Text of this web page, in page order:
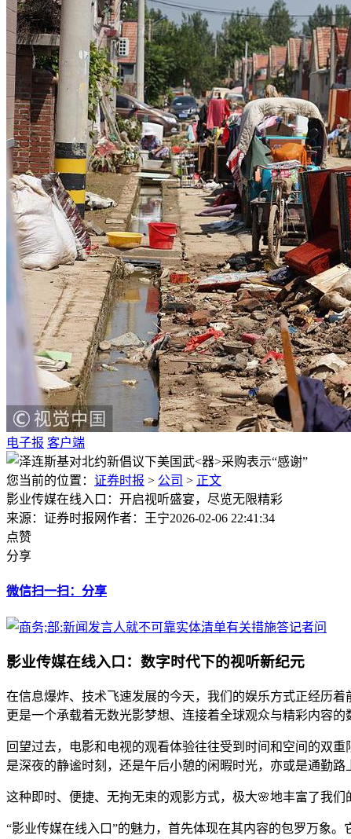
电子报 客户端
您当前的位置： 证券时报 > 公司 > 正文
影业传媒在线入口：开启视听盛宴，尽览无限精彩
来源：证券时报网作者：王宁2026-02-06 22:41:34
点赞
分享
微信扫一扫：分享
影业传媒在线入口：数字时代下的视听新纪元
在信息爆炸、技术飞速发展的今天，我们的娱乐方式正经历
更是一个承载着无数光影梦想、连接着全球观众与精彩内容
回望过去，电影和电视的观看体验往往受到时间和空间的双
是深夜的静谧时刻，还是午后小憩的闲暇时光，亦或是通勤
这种即时、便捷、无拘无束的观影方式，极大🌸地丰富了我们
“影业传媒在线入口”的魅力，首先体现在其内容的包罗万象